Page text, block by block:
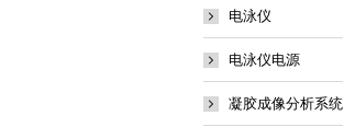
电泳仪
电泳仪电源
凝胶成像分析系统